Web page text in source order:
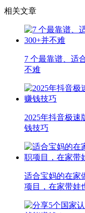
相关文章
7 个最靠谱、适
不难
2025年抖音极
钱技巧
适合宝妈的在家
项目，在家带娃